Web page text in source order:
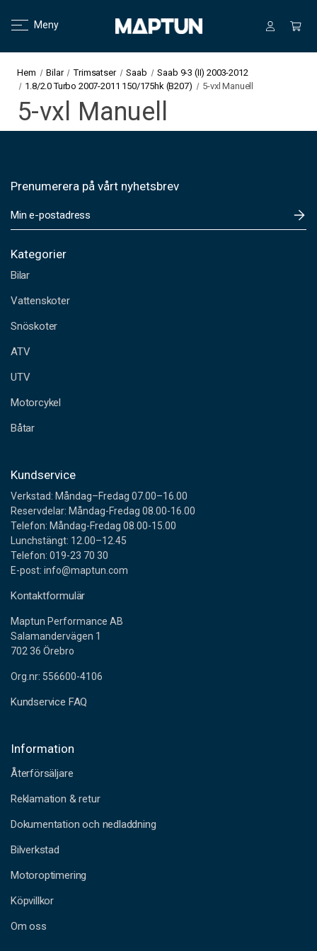
Meny
Hem Bilar Trimsatser Saab
Saab 9-3 (II) 2003-2012
1.8/2.0 Turbo 2007-2011 150/175hk (B207)
5-vxl Manuell
5-vxl Manuell
Prenumerera på vårt nyhetsbrev
-
o
t
a
r
s
s
Kategorier
Bilar
Vattenskoter
Snöskoter
ATV
UTV
Motorcykel
Båtar
Kundservice
Verkstad: Måndag–Fredag 07.00–16.00
Reservdelar: Måndag-Fredag 08.00-16.00
Telefon: Måndag-Fredag 08.00-15.00
Lunchstängt: 12.00–12.45
Telefon: 019-23 70 30
E-post: info@maptun.com
Kontaktformulär
Maptun Performance AB
Salamandervägen 1
702 36 Örebro
Org.nr: 556600-4106
Kundservice FAQ
Information
Återförsäljare
Reklamation & retur
Dokumentation och nedladdning
Bilverkstad
Motoroptimering
Köpvillkor
Om oss